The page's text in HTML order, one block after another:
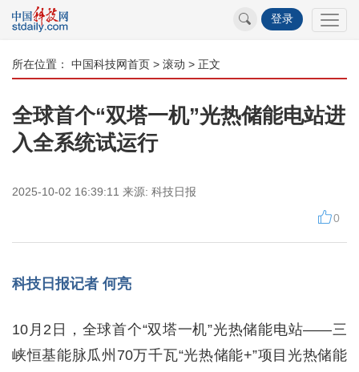
登录
所在位置： 中国科技网首页 > 滚动 > 正文
全球首个“双塔一机”光热储能电站进
入全系统试运行
2025-10-02 16:39:11 来源: 科技日报
0
科技日报记者 何亮
10月2日，全球首个“双塔一机”光热储能电站——三
峡恒基能脉瓜州70万千瓦“光热储能+”项目光热储能